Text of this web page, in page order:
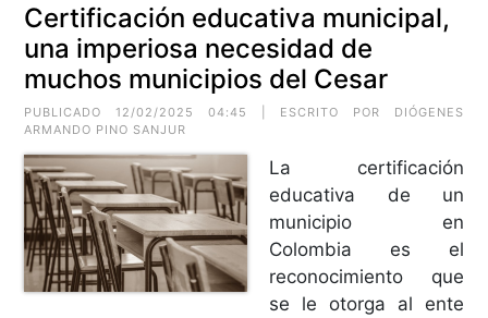
Certificación educativa municipal,
una imperiosa necesidad de
muchos municipios del Cesar
PUBLICADO 12/02/2025 04:45 | ESCRITO POR
DIÓGENES
ARMANDO PINO SANJUR
La certificación
educativa de un
municipio en
Colombia es el
reconocimiento que
se le otorga al ente